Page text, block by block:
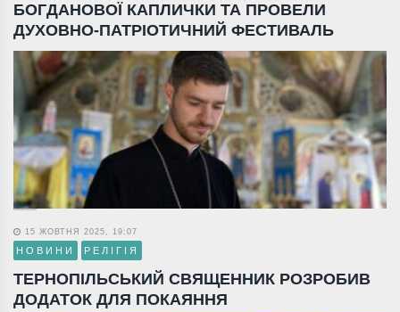
БОГДАНОВОЇ КАПЛИЧКИ ТА ПРОВЕЛИ
ДУХОВНО-ПАТРІОТИЧНИЙ ФЕСТИВАЛЬ
15 ЖОВТНЯ 2025, 19:07
НОВИНИ РЕЛІГІЯ
ТЕРНОПІЛЬСЬКИЙ СВЯЩЕННИК РОЗРОБИВ
ДОДАТОК ДЛЯ ПОКАЯННЯ